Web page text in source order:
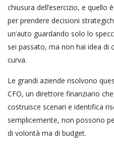
chiusura dell’esercizio, e quello
per prendere decisioni
un’auto guardando solo lo
sei passato, ma non hai idea di
curva.
Le grandi aziende risolvono
CFO, un direttore finanziario
costruisce scenari e identifica
semplicemente, non possono
di volontà ma di budget.